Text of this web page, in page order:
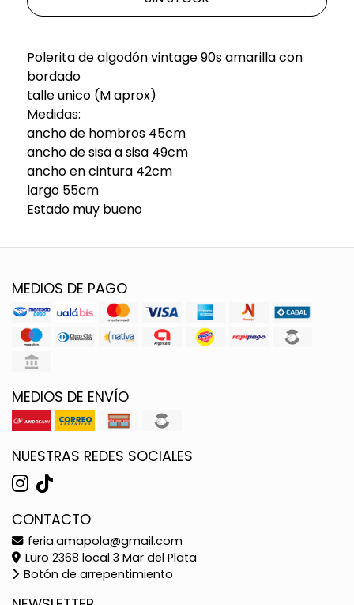
Polerita de algodón vintage 90s amarilla con
bordado
talle unico (M aprox)
Medidas:
ancho de hombros 45cm
ancho de sisa a sisa 49cm
ancho en cintura 42cm
largo 55cm
Estado muy bueno
MEDIOS DE PAGO
MEDIOS DE ENVÍO
NUESTRAS REDES SOCIALES
CONTACTO
feria.amapola@gmail.com
Luro 2368 local 3 Mar del Plata
Botón de arrepentimiento